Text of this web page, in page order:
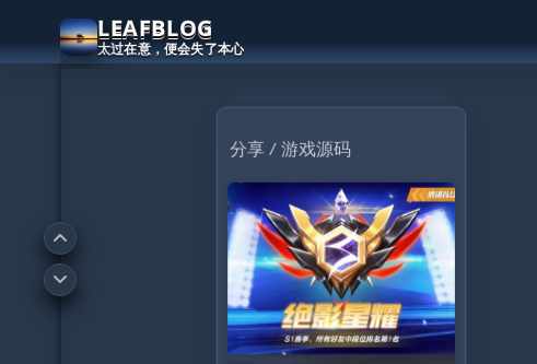
LEAFBLOG
太过在意，便会失了本心
分享